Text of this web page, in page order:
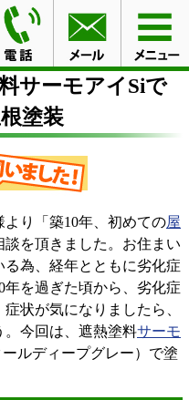
て遮熱塗料サーモアイSi
サーモアイSiで
塗装
り「築10年、初めての屋
を頂きました。お住まい
為、経年とともに劣化症
を過ぎた頃から、劣化症
状が気になりましたら、
。今回は、遮熱塗料サーモ
ルディープグレー）で塗